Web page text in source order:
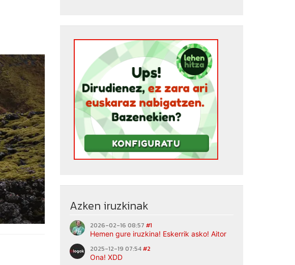
Azken iruzkinak
2026-02-16 08:57 #1
Hemen gure iruzkina! Eskerrik asko! Aitor
2025-12-19 07:54#2
Ona! XDD